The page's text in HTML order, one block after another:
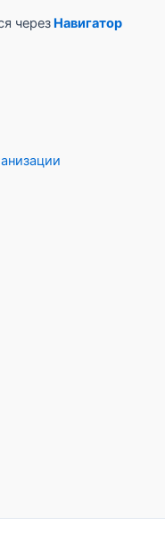
через Навигатор